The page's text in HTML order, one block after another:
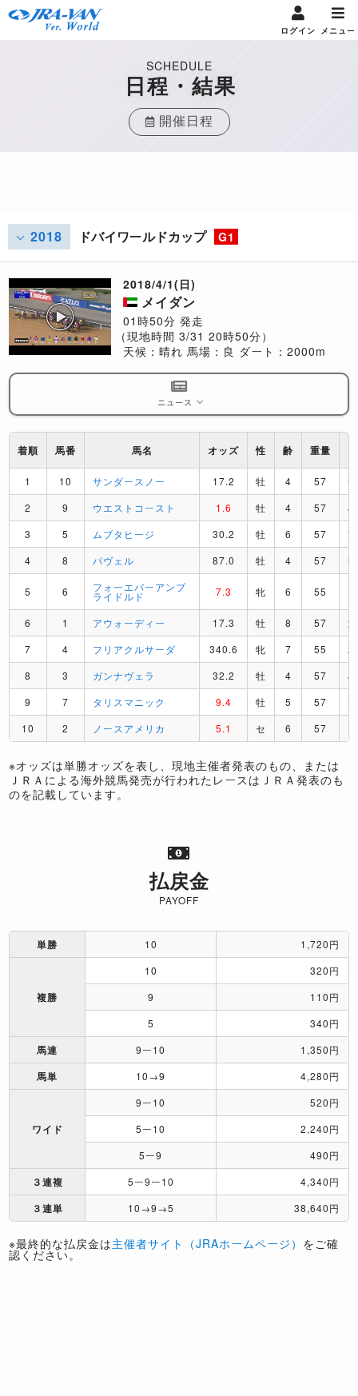
ログイン メニュー
SCHEDULE
日程・結果
開催日程
2018 ドバイワールドカップ G1
2018/4/1(日)
メイダン
01時50分 発走
（現地時間 3/31 20時50分）
天候：晴れ 馬場：良 ダート：2000m
ニュース
着順 馬番 馬名 オッズ 性 齢 重量
1 10 サンダースノー 17.2 牡 4 57
C
2
9 ウエストコースト 1.6 牡 4 57
J
3
5 ムブタヒージ 30.2 牡 6 57
V
4
8 パヴェル 87.0 牡 4 57
5 6 フォーエバーアンブ
ライドルド 7.3 牝 6 55
6 1 アウォーディー 17.3 牡 8 57
7
4 フリアクルサーダ 340.6 牝 7 55
A
8
3 ガンナヴェラ 32.2 牡 4 57
J
9
7 タリスマニック 9.4 牡 5 57
10
2 ノースアメリカ 5.1 セ 6 57
※オッズは単勝オッズを表し、現地主催者発表のもの、または
ＪＲＡによる海外競馬発売が行われたレースはＪＲＡ発表のも
のを記載しています。
払戻金
PAYOFF
単勝 10 1,720円
複勝
10
320円
9
110円
5
340円
馬連 9ー10 1,350円
馬単 10→9 4,280円
ワイド
9ー10
520円
5ー10
2,240円
5ー9
490円
３連複 5ー9ー10 4,340円
３連単 10→9→5 38,640円
※最終的な払戻金は主催者サイト（JRAホームページ） をご確
認ください。